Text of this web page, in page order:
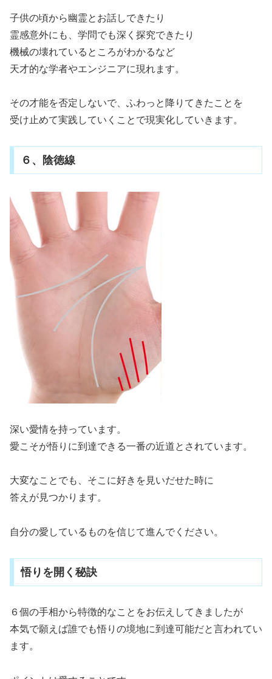
子供の頃から幽霊とお話しできたり
霊感意外にも、学問でも深く探究できたり
機械の壊れているところがわかるなど
天才的な学者やエンジニアに現れます。
その才能を否定しないで、ふわっと降りてきたことを
受け止めて実践していくことで現実化していきます。
６、陰徳線
深い愛情を持っています。
愛こそが悟りに到達できる一番の近道とされています。
大変なことでも、そこに好きを見いだせた時に
答えが見つかります。
自分の愛しているものを信じて進んでください。
悟りを開く秘訣
６個の手相から特徴的なことをお伝えしてきましたが
本気で願えば誰でも悟りの境地に到達可能だと言われてい
ます。